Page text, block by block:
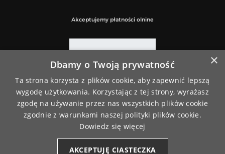
Akceptujemy płatności olnine
×
Dbamy o Twoją prywatność
Ta strona korzysta z plików cookie, aby zapewnić lepszą
wygodę użytkowania. Korzystając z tej strony, wyrażasz
zgodę na używanie przez nas wszystkich plików cookie
zgodnie z warunkami naszej polityki plików cookie.
Dowiedz się więcej
AKCEPTUJĘ CIASTECZKA